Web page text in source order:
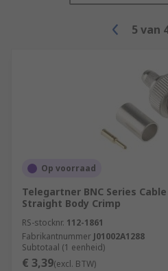
5 van
Op voorraad
Telegartner BNC Series
Straight Body Crimp
RS-stocknr. 112-1861
Fabrikantnummer J01002A1288
Subtotaal (1 eenheid)
€ 3,39(excl. BTW)